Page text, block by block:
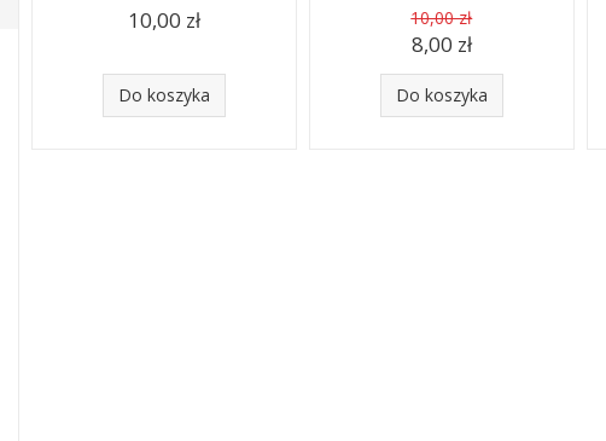
10,00 zł
Do koszyka
10,00 zł
8,00 zł
Do koszyka